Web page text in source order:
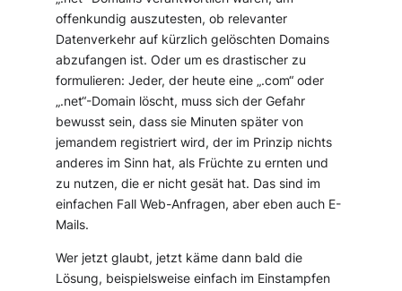
offenkundig auszutesten, ob relevanter
Datenverkehr auf kürzlich gelöschten Domains
abzufangen ist. Oder um es drastischer zu
formulieren: Jeder, der heute eine „.com“ oder
„.net“-Domain löscht, muss sich der Gefahr
bewusst sein, dass sie Minuten später von
jemandem registriert wird, der im Prinzip nichts
anderes im Sinn hat, als Früchte zu ernten und
zu nutzen, die er nicht gesät hat. Das sind im
einfachen Fall Web-Anfragen, aber eben auch E-
Mails.
Wer jetzt glaubt, jetzt käme dann bald die
Lösung, beispielsweise einfach im Einstampfen